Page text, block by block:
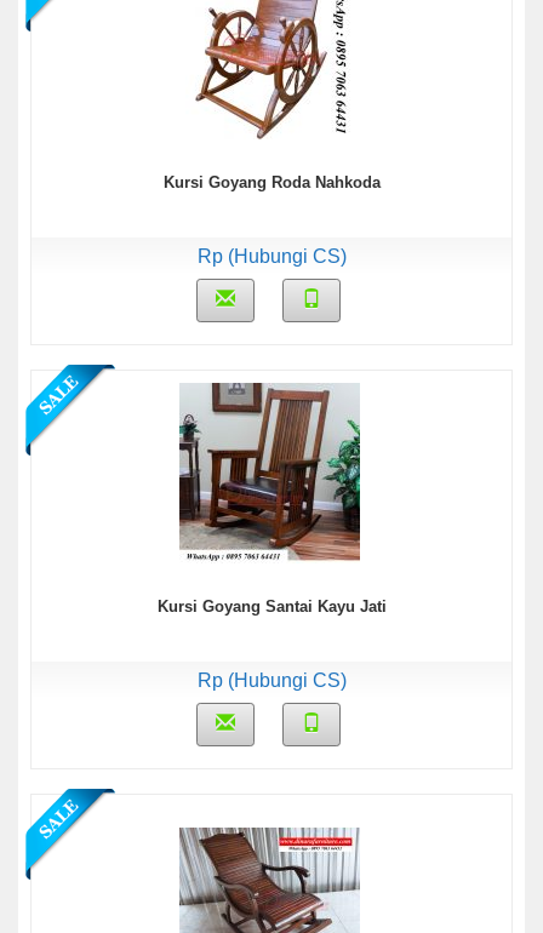
Kursi Goyang Roda Nahkoda
Rp (Hubungi CS)
Kursi Goyang Santai Kayu Jati
Rp (Hubungi CS)